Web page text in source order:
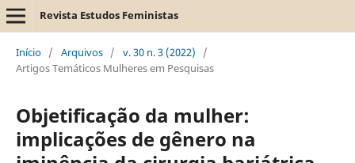
Revista Estudos Feministas
Início / Arquivos / v. 30 n. 3 (2022)
/
Artigos Temáticos Mulheres em Pesquisas
Objetificação da mulher:
implicações de gênero na